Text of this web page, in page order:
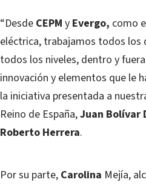
“Desde CEPM y Evergo, como
eléctrica, trabajamos todos
todos los niveles, dentro y
innovación y elementos que le
la iniciativa presentada a
Reino de España,Juan Bolívar
Roberto Herrera.
Por su parte, Carolina Mejía,